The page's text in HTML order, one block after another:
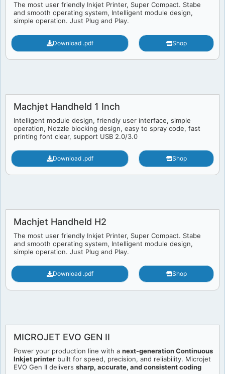
The most user friendly Inkjet Printer, Super Compact. Stabe
and smooth operating system, Intelligent module design,
simple operation. Just Plug and Play.
Download .pdf Shop
Machjet Handheld 1 Inch
Intelligent module design, friendly user interface, simple
operation, Nozzle blocking design, easy to spray code, fast
printing font clear, support USB 2.0/3.0
Download .pdf Shop
Machjet Handheld H2
The most user friendly Inkjet Printer, Super Compact. Stabe
and smooth operating system, Intelligent module design,
simple operation. Just Plug and Play.
Download .pdf Shop
MICROJET EVO GEN II
Power your production line with a next-generation Continuous
Inkjet printer built for speed, precision, and reliability. Microjet
EVO Gen II delivers sharp, accurate, and consistent coding